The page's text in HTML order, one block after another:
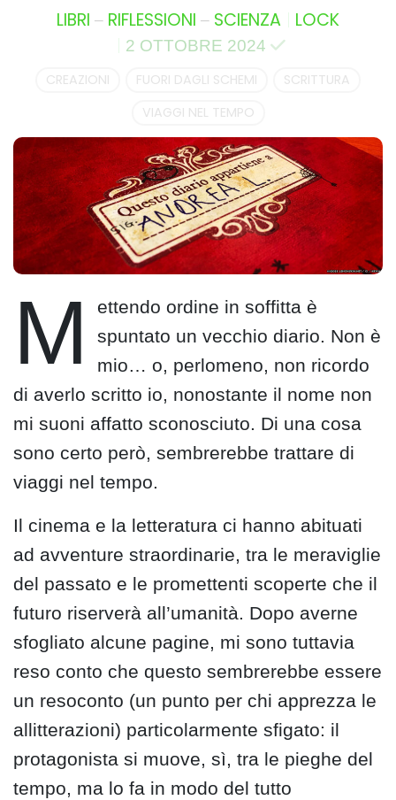
LIBRI – RIFLESSIONI – SCIENZA LOCK
2 OTTOBRE 2024
CREAZIONI FUORI DAGLI SCHEMI
SCRITTURA
VIAGGI NEL TEMPO
M
ettendo ordine in soffitta è
spuntato un vecchio diario. Non è
mio… o, perlomeno, non ricordo
di averlo scritto io, nonostante il nome non
mi suoni affatto sconosciuto. Di una cosa
sono certo però, sembrerebbe trattare di
viaggi nel tempo.
Il cinema e la letteratura ci hanno abituati
ad avventure straordinarie, tra le meraviglie
del passato e le promettenti scoperte che il
futuro riserverà all’umanità. Dopo averne
sfogliato alcune pagine, mi sono tuttavia
reso conto che questo sembrerebbe essere
un resoconto (un punto per chi apprezza le
allitterazioni) particolarmente sfigato: il
protagonista si muove, sì, tra le pieghe del
tempo, ma lo fa in modo del tutto